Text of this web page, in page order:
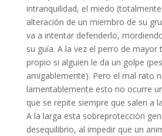
intranquilidad, el miedo
alteración de un miembro de su
va a intentar defenderlo,
su guía. A la vez el perro de mayor
propio si alguien le da un golpe
amigablemente). Pero el mal rato
lamentablemente esto no ocurre
que se repite siempre que salen a
A la larga esta sobreprotección
desequilibrio, al impedir que un